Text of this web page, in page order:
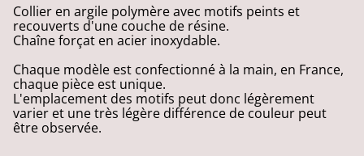
Collier en argile polymère avec motifs peints et
recouverts d'une couche de résine.
Chaîne forçat en acier inoxydable.
Chaque modèle est confectionné à la main, en France,
chaque pièce est unique.
L'emplacement des motifs peut donc légèrement
varier et une très légère différence de couleur peut
être observée.